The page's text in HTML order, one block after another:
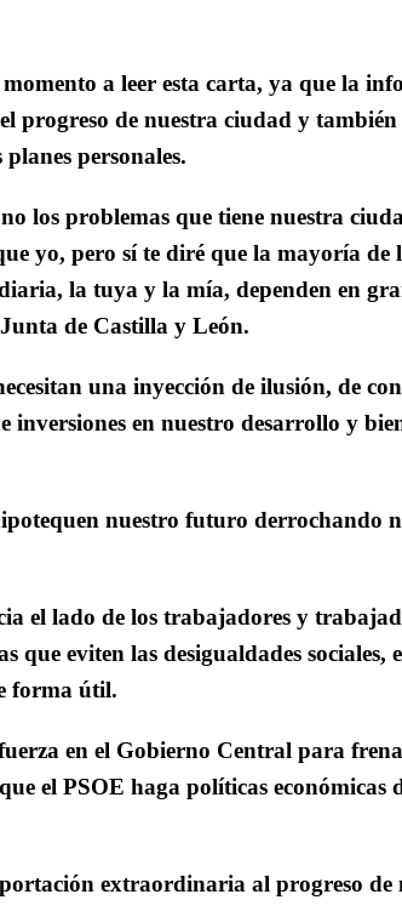
a leer esta carta, ya que la
progreso de nuestra ciudad y
personales.
los problemas que tiene nuestra
yo, pero sí te diré que la mayoría de
la tuya y la mía, dependen en
de Castilla y León.
una inyección de ilusión, de
en nuestro desarrollo y
nuestro futuro derrochando
el lado de los trabajadores y
que eviten las desigualdades sociales,
forma útil.
en el Gobierno Central para
el PSOE haga políticas económicas
extraordinaria al progreso de